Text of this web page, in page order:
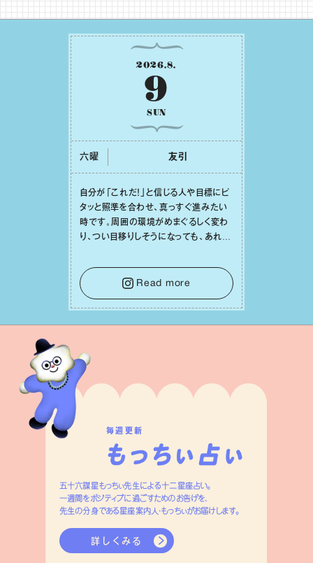
2026.8.
9
SUN
六曜 友引
⾃分が「これだ！」と信じる⼈や⽬標にピ
タッと照準を合わせ、真っすぐ進みたい
時です。周囲の環境がめまぐるしく変わ
り、つい⽬移りしそうになっても、あれこ
をそっと⼿放し、⽬の前のことに集中しま
しょう。そのブレない決意が、あなたにと
って有意義で安定した成果を引き寄せま
す。
Read more
毎週更新
五十六謀星もっちぃ先生による十二星座占い。
一週間をポジティブに過ごすためのお告げを、
先生の分身である星座案内人・もっちぃがお届けします。
詳しくみる